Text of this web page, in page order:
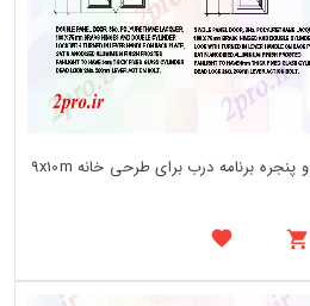
دانلود نقشه جزئیات طراحی در و پنجره برنامه درب برای طرحی خانه 9x10m